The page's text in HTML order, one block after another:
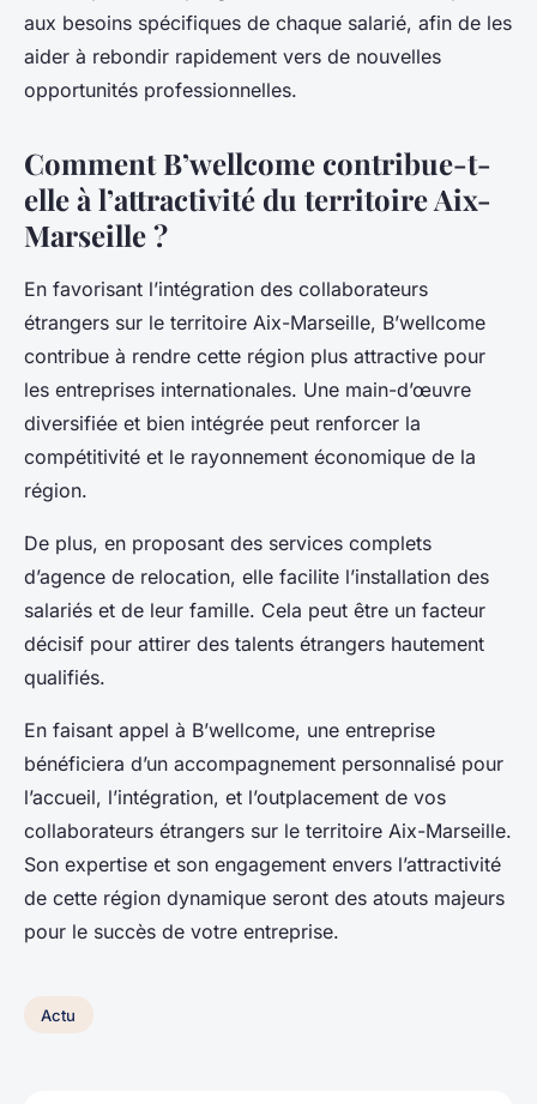
aux besoins spécifiques de chaque salarié, afin de les
aider à rebondir rapidement vers de nouvelles
opportunités professionnelles.
Comment B’wellcome contribue-t-
elle à l’attractivité du territoire Aix-
Marseille ?
En favorisant l’intégration des collaborateurs
étrangers sur le territoire Aix-Marseille, B’wellcome
contribue à rendre cette région plus attractive pour
les entreprises internationales. Une main-d’œuvre
diversifiée et bien intégrée peut renforcer la
compétitivité et le rayonnement économique de la
région.
De plus, en proposant des services complets
d’agence de relocation, elle facilite l’installation des
salariés et de leur famille. Cela peut être un facteur
décisif pour attirer des talents étrangers hautement
qualifiés.
En faisant appel à B’wellcome, une entreprise
bénéficiera d’un accompagnement personnalisé pour
l’accueil, l’intégration, et l’outplacement de vos
collaborateurs étrangers sur le territoire Aix-Marseille.
Son expertise et son engagement envers l’attractivité
de cette région dynamique seront des atouts majeurs
pour le succès de votre entreprise.
Actu